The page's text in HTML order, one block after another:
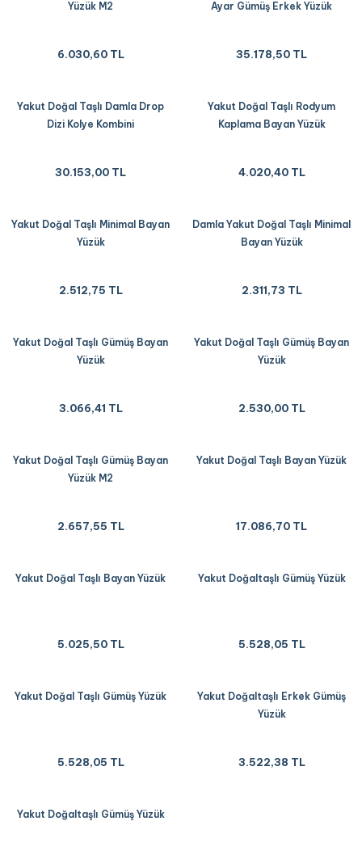
Yüzük M2
6.030,60 TL
Ayar Gümüş Erkek Yüzük
35.178,50 TL
Yakut Doğal Taşlı Damla Drop
Dizi Kolye Kombini
30.153,00 TL
Yakut Doğal Taşlı Rodyum
Kaplama Bayan Yüzük
4.020,40 TL
Yakut Doğal Taşlı Minimal Bayan
Yüzük
2.512,75 TL
Damla Yakut Doğal Taşlı Minimal
Bayan Yüzük
2.311,73 TL
Yakut Doğal Taşlı Gümüş Bayan
Yüzük
3.066,41 TL
Yakut Doğal Taşlı Gümüş Bayan
Yüzük
2.530,00 TL
Yakut Doğal Taşlı Gümüş Bayan
Yüzük M2
2.657,55 TL
Yakut Doğal Taşlı Bayan Yüzük
17.086,70 TL
Yakut Doğal Taşlı Bayan Yüzük
5.025,50 TL
Yakut Doğaltaşlı Gümüş Yüzük
5.528,05 TL
Yakut Doğal Taşlı Gümüş Yüzük
5.528,05 TL
Yakut Doğaltaşlı Erkek Gümüş
Yüzük
3.522,38 TL
Yakut Doğaltaşlı Gümüş Yüzük